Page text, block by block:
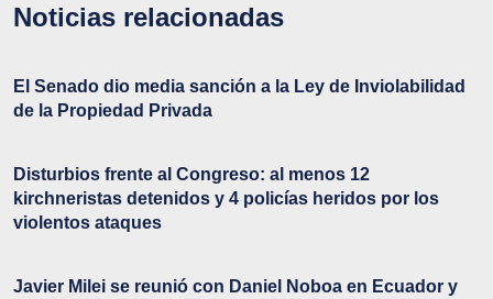
Noticias relacionadas
El Senado dio media sanción a la Ley de Inviolabilidad
de la Propiedad Privada
Disturbios frente al Congreso: al menos 12
kirchneristas detenidos y 4 policías heridos por los
violentos ataques
Javier Milei se reunió con Daniel Noboa en Ecuador y